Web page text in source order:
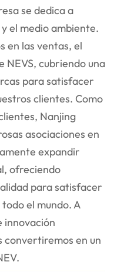
se dedica a
el medio ambiente.
en las ventas, el
NEVS, cubriendo una
para satisfacer
clientes. Como
Nanjing
asociaciones en
expandir
ofreciendo
para satisfacer
el mundo. A
innovación
convertiremos en un